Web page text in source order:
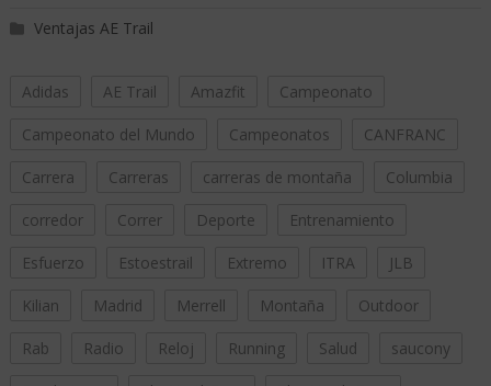
Ventajas AE Trail
Adidas AE Trail Amazfit Campeonato
Campeonato del Mundo Campeonatos CANFRANC
Carrera Carreras carreras de montaña Columbia
corredor Correr Deporte Entrenamiento
Esfuerzo Estoestrail Extremo ITRA JLB
Kilian Madrid Merrell Montaña Outdoor
Rab Radio Reloj Running Salud saucony